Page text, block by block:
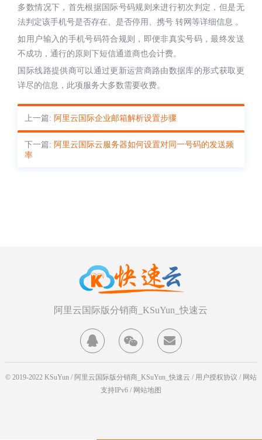
多数情况下，首先根据国际号码规则来进行初次判定，但是无
法判定该手机号是否存在、是否停用、携号 转网等详细信息 。
如用户输入的手机号码符合规则，即便非真实号码，最终发送
不成功，通行的原则下短信通道商也会计费。
国际线路提供商可以通过更新运营商路由数据库的形式获取更
详尽的信息，此项服务大多数需要收费。
上一篇: 阿里云国际企业邮箱解析设置步骤
下一篇: 阿里云国际云服务器如何设置对同一号码的发送频
率
阿里云国际版分销商_KSuYun_快速云
  
© 2019-2022 KSuYun / 阿里云国际版分销商_KSuYun_快速云 / 用户授权协议 / 网站
支持IPv6 / 网站地图